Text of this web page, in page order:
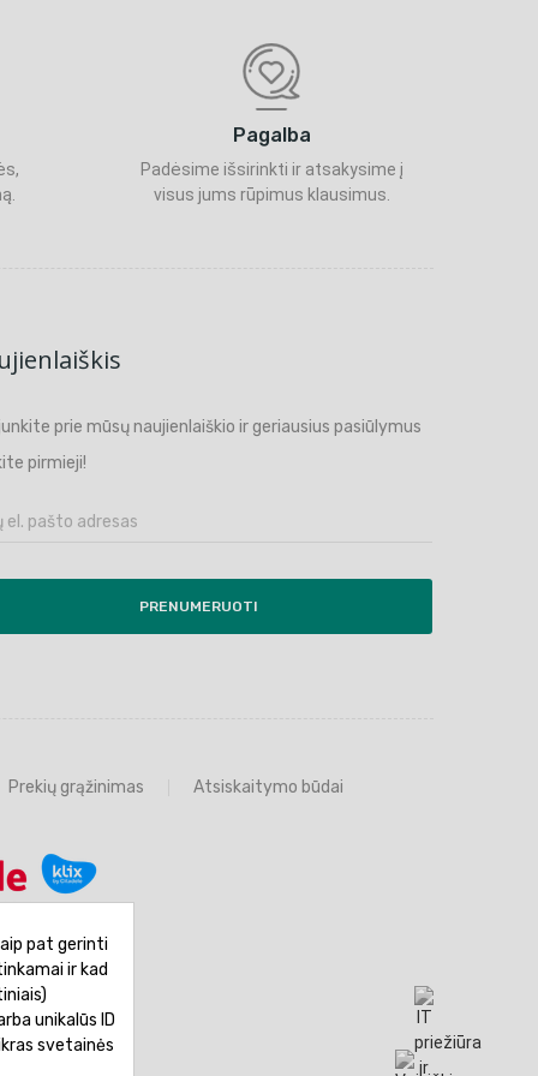
Pagalba
Padėsime išsirinkti ir atsakysime į
visus jums rūpimus klausimus.
prie mūsų naujienlaiškio ir geriausius pasiūlymus
pirmieji!
PRENUMERUOTI
Prekių grąžinimas Atsiskaitymo būdai
pat gerinti
ir kad
unikalūs ID
svetainės